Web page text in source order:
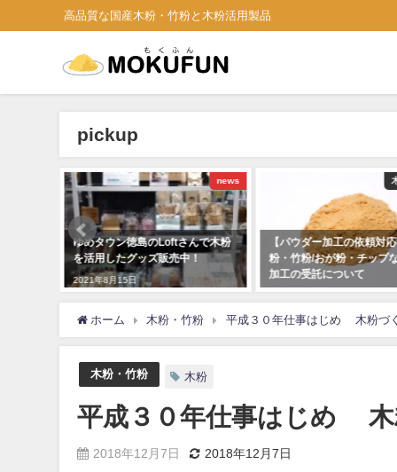
高品質な国産木粉・竹粉と木粉活用製品
pickup
木粉・竹粉
【パウダー加工の依頼対応】木
粉・竹粉/おが粉・チップなど粉砕
加工の受託について
森林認証材の加工 丸太
2021年8月15日
ホーム 木粉・竹粉 平成３０年仕事はじめ 木粉づ
木粉・竹粉 木粉
平成３０年仕事はじめ 木
2018年12月7日 2018年12月7日